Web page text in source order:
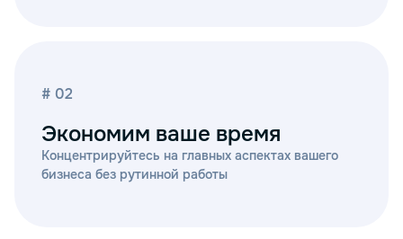
# 02
Экономим ваше время
Концентрируйтесь на главных аспектах вашего
бизнеса без рутинной работы